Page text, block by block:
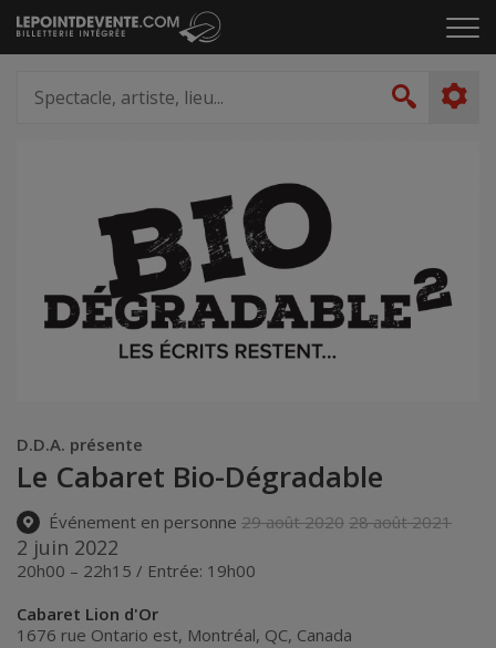
Passer
au
le
artiste,
lieu...
D.D.A. présente
Le Cabaret Bio-Dégradable
Événement en personne 29 août 2020 28 août 2021
2 juin 2022
20h00 – 22h15 / Entrée: 19h00
Cabaret Lion d'Or
1676 rue Ontario est, Montréal, QC, Canada